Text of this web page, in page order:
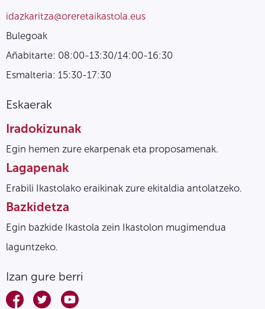
idazkaritza@oreretaikastola.eus
Bulegoak
Añabitarte: 08:00-13:30/14:00-16:30
Esmalteria: 15:30-17:30
Eskaerak
Iradokizunak
Egin hemen zure ekarpenak eta proposamenak.
Lagapenak
Erabili Ikastolako eraikinak zure ekitaldia antolatzeko.
Bazkidetza
Egin bazkide Ikastola zein Ikastolon mugimendua
laguntzeko.
Izan gure berri